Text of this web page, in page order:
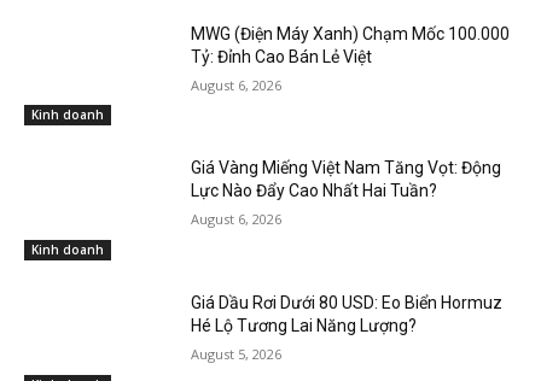
Kinh doanh
MWG (Điện Máy Xanh) Chạm Mốc 100.000
Tỷ: Đỉnh Cao Bán Lẻ Việt
August 6, 2026
Kinh doanh
Giá Vàng Miếng Việt Nam Tăng Vọt: Động
Lực Nào Đẩy Cao Nhất Hai Tuần?
August 6, 2026
Giá Dầu Rơi Dưới 80 USD: Eo Biển Hormuz
Hé Lộ Tương Lai Năng Lượng?
August 5, 2026